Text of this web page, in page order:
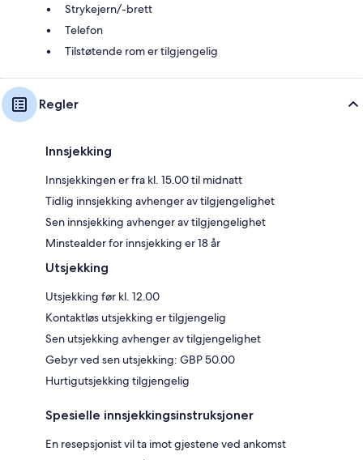
Strykejern/-brett
Telefon
Tilstøtende rom er tilgjengelig
Regler
Innsjekking
Innsjekkingen er fra kl. 15.00 til midnatt
Tidlig innsjekking avhenger av tilgjengelighet
Sen innsjekking avhenger av tilgjengelighet
Minstealder for innsjekking er 18 år
Utsjekking
Utsjekking før kl. 12.00
Kontaktløs utsjekking er tilgjengelig
Sen utsjekking avhenger av tilgjengelighet
Gebyr ved sen utsjekking: GBP 50.00
Hurtigutsjekking tilgjengelig
Spesielle innsjekkingsinstruksjoner
En resepsjonist vil ta imot gjestene ved ankomst